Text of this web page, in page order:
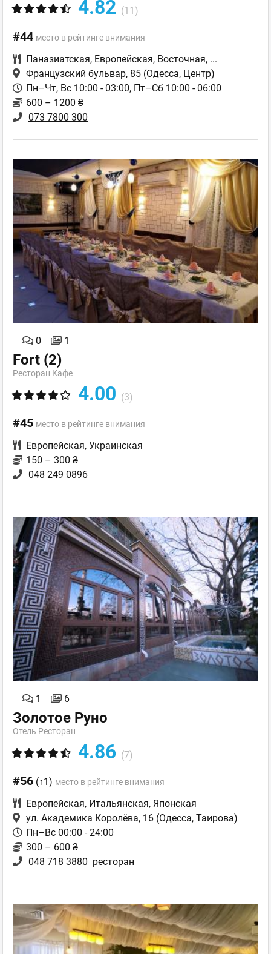
4.82 (11)
#44 место в рейтинге внимания
Паназиатская, Европейская, Восточная, ...
Французский бульвар, 85 (Одесса, Центр)
Пн–Чт, Вс 10:00 - 03:00, Пт–Сб 10:00 - 06:00
600 – 1200 ₴
073 7800 300
0 1
Fort (2)
Ресторан Кафе
4.00 (3)
#45 место в рейтинге внимания
Европейская, Украинская
150 – 300 ₴
048 249 0896
1 6
Золотое Руно
Отель Ресторан
4.86 (7)
#56 (↑1) место в рейтинге внимания
Европейская, Итальянская, Японская
ул. Академика Королёва, 16 (Одесса, Таирова)
Пн–Вс 00:00 - 24:00
300 – 600 ₴
048 718 3880 ресторан